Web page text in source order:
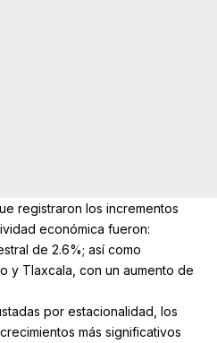
registraron los incrementos
económica fueron:
de 2.6%; así como
y Tlaxcala, con un aumento de
por estacionalidad, los
más significativos